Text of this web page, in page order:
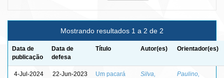
Mostrando resultados 1 a 2 de 2
Data de
publicação
Data de
defesa
Título Autor(es) Orientador(es)
4-Jul-2024 22-Jun-2023
Um pacará
Silva,
Paulino,